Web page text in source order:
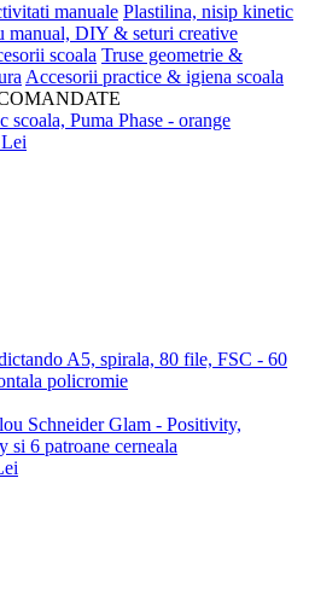
manuale Plastilina, nisip kinetic
manual, DIY & seturi creative
scoala Truse geometrie &
Accesorii practice & igiena scoala
scoala, Puma Phase - orange
Lei
A5, spirala, 80 file, FSC - 60
policromie
Schneider Glam - Positivity,
si 6 patroane cerneala